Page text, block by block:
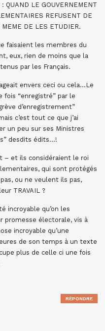
LE GOUVERNEMENT
REFUSENT DE
DE LES ETUDIER.
faisaient les membres du
eux, rien de moins que la
par les Français.
envers ceci ou cela…Le
fois “enregistré” par le
d’enregistrement”
c’est tout ce que j’ai
un peu sur ses Ministres
desdits édits…!
– et ils considéraient le roi
qui sont protégés
ou ne veulent ils pas,
TRAVAIL ?
incroyable qu’on les
promesse électorale, vis à
incroyable qu’une
de son temps à un texte
plus de celle ci une fois
RÉPONDRE